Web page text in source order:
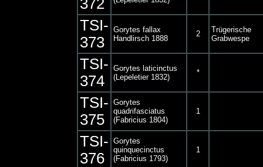
372
TSI-
373
Gorytes fallax
Handlirsch 1888
2
Trügerische
Grabwespe
TSI-
374
Gorytes laticinctus
(Lepeletier 1832)
*
TSI-
375
Gorytes
quadrifasciatus
(Fabricius 1804)
1
TSI-
376
Gorytes
quinquecinctus
(Fabricius 1793)
1